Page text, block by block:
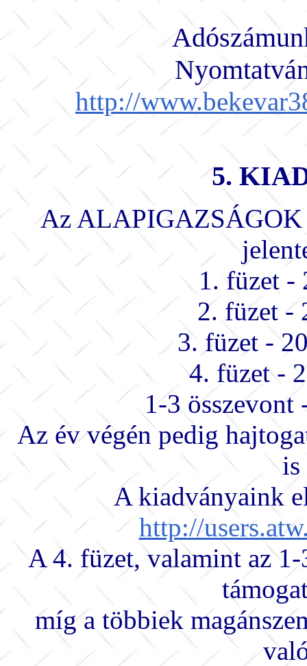
http://
5.
Az ALAPIGAZSÁGOK
1. füzet -
2. füzet -
3. füzet -
4. füzet -
1-3 összevont
Az év végén pedig
is
A kiadványaink
http://
A 4. füzet, valamint az
míg a többiek